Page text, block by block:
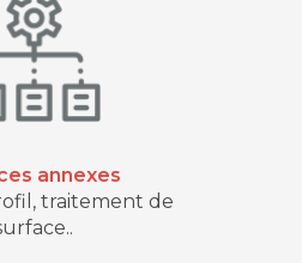
annexes
traitement de